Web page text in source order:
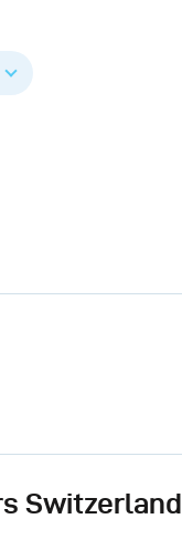
Switzerland